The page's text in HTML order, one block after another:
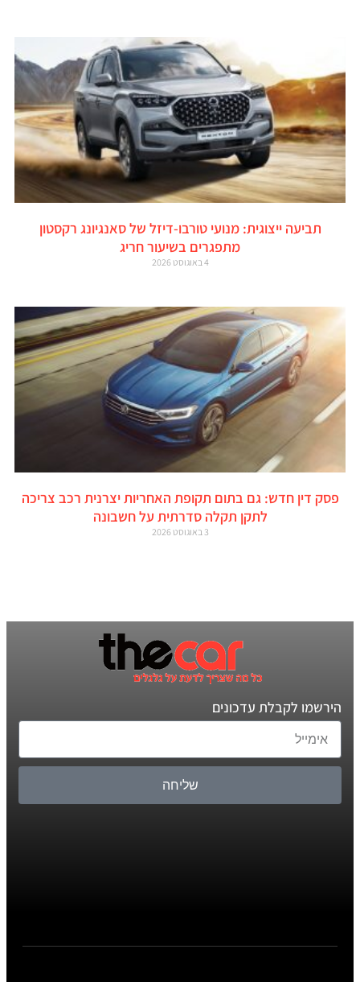
תביעה ייצוגית: מנועי טורבו-דיזל של סאנגיונג רקסטון
מתפגרים בשיעור חריג
4 באוגוסט 2026
פסק דין חדש: גם בתום תקופת האחריות יצרנית רכב צריכה
לתקן תקלה סדרתית על חשבונה
3 באוגוסט 2026
הירשמו לקבלת עדכונים
שליחה